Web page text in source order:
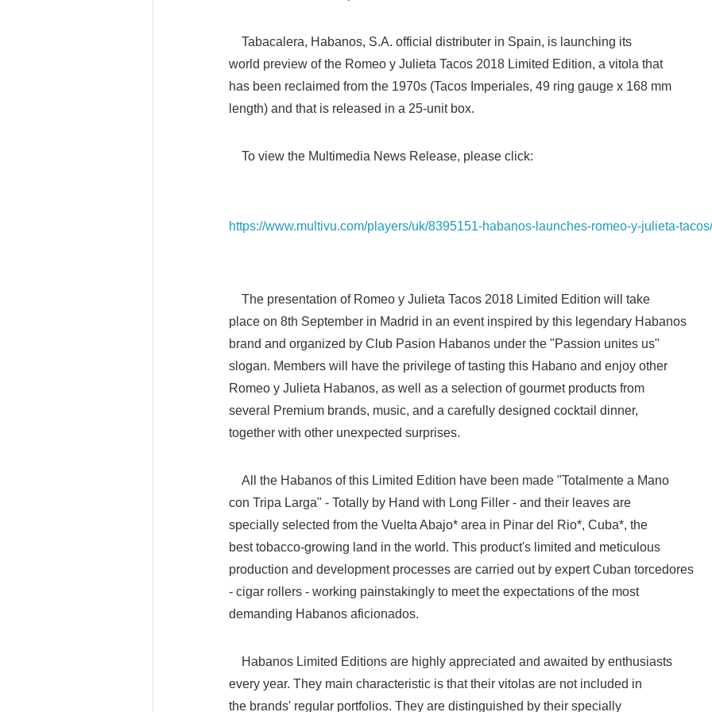
Tabacalera, Habanos, S.A. official distributer in Spain, is launching its
world preview of the Romeo y Julieta Tacos 2018 Limited Edition, a vitola that
has been reclaimed from the 1970s (Tacos Imperiales, 49 ring gauge x 168 mm
length) and that is released in a 25-unit box.
To view the Multimedia News Release, please click:
https://www.multivu.com/players/uk/8395151-habanos-launches-romeo-y-julieta-tacos/
The presentation of Romeo y Julieta Tacos 2018 Limited Edition will take
place on 8th September in Madrid in an event inspired by this legendary Habanos
brand and organized by Club Pasion Habanos under the "Passion unites us"
slogan. Members will have the privilege of tasting this Habano and enjoy other
Romeo y Julieta Habanos, as well as a selection of gourmet products from
several Premium brands, music, and a carefully designed cocktail dinner,
together with other unexpected surprises.
All the Habanos of this Limited Edition have been made "Totalmente a Mano
con Tripa Larga" - Totally by Hand with Long Filler - and their leaves are
specially selected from the Vuelta Abajo* area in Pinar del Rio*, Cuba*, the
best tobacco-growing land in the world. This product's limited and meticulous
production and development processes are carried out by expert Cuban torcedores
- cigar rollers - working painstakingly to meet the expectations of the most
demanding Habanos aficionados.
Habanos Limited Editions are highly appreciated and awaited by enthusiasts
every year. They main characteristic is that their vitolas are not included in
the brands' regular portfolios. They are distinguished by their specially